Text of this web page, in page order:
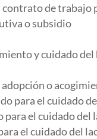
contrato de
o subsidio
y cuidado
o
para el cuidado
para el cuidado del
el cuidado del